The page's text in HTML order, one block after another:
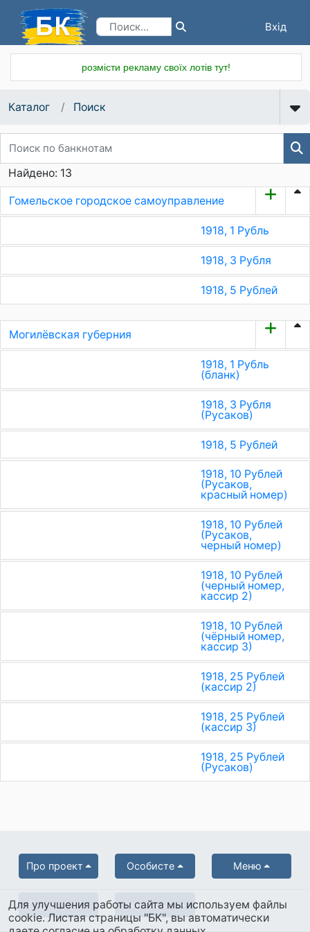
Вхід
розмісти рекламу своїх лотів тут!
Каталог Поиск
Найдено: 13
Гомельское городское самоуправление
1918, 1 Рубль
1918, 3 Рубля
1918, 5 Рублей
Могилёвская губерния
1918, 1 Рубль
(бланк)
1918, 3 Рубля
(Русаков)
1918, 5 Рублей
1918, 10 Рублей
(Русаков,
красный номер)
1918, 10 Рублей
(Русаков,
черный номер)
1918, 10 Рублей
(черный номер,
кассир 2)
1918, 10 Рублей
(чёрный номер,
кассир 3)
1918, 25 Рублей
(кассир 2)
1918, 25 Рублей
(кассир 3)
1918, 25 Рублей
(Русаков)
Про проект Особисте Меню
Партнерам Українська
Для улучшения работы сайта мы используем файлы
cookie. Листая страницы "БК", вы автоматически